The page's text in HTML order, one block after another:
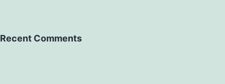
Recent Comments